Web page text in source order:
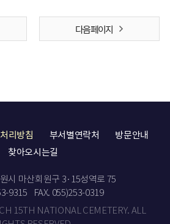
다음 페이지
리방침 부서별연락처
방문안내
찾아오시는길
시 마산회원구 3·15성역로 75
9315
FAX. 055)253-0319
15TH NATIONAL CEMETERY. ALL